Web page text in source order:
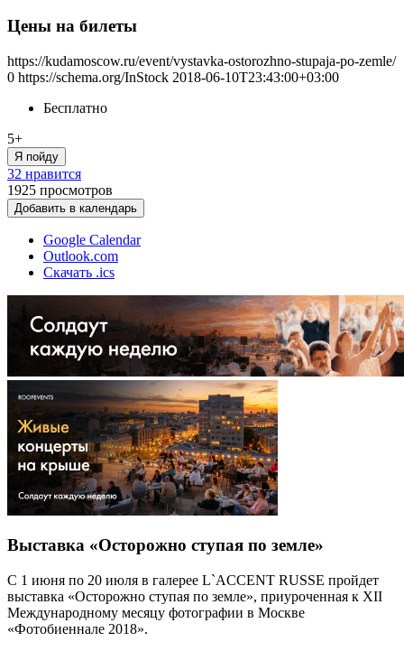
Цены на билеты
https://kudamoscow.ru/event/vystavka-ostorozhno-stupaja-po-zemle/
0 https://schema.org/InStock 2018-06-10T23:43:00+03:00
Бесплатно
5+
Я пойду
32 нравится
1925 просмотров
Добавить в календарь
Google Calendar
Outlook.com
Скачать .ics
Выставка «Осторожно ступая по земле»
С 1 июня по 20 июля в галерее L`ACCENT RUSSE пройдет
выставка «Осторожно ступая по земле», приуроченная к ХII
Международному месяцу фотографии в Москве
«Фотобиеннале 2018».